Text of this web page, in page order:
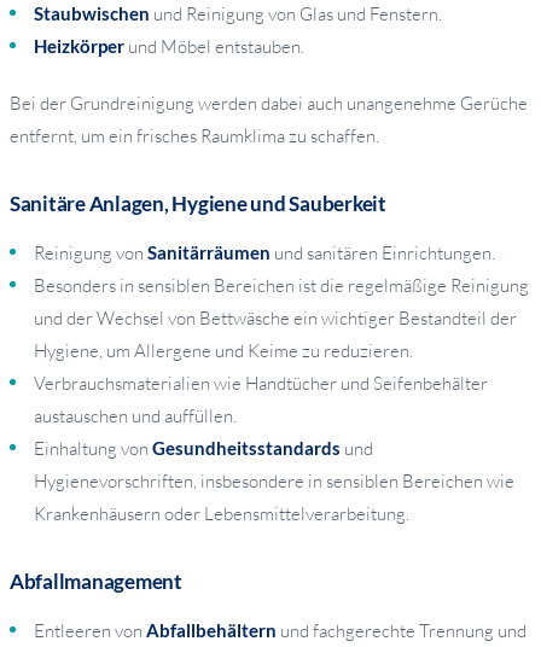
Staubwischen und Reinigung von Glas und Fenstern.
Heizkörper und Möbel entstauben.
Bei der Grundreinigung werden dabei auch unangenehme Gerüche
entfernt, um ein frisches Raumklima zu schaffen.
Sanitäre Anlagen, Hygiene und Sauberkeit
Reinigung von Sanitärräumen und sanitären Einrichtungen.
Besonders in sensiblen Bereichen ist die regelmäßige Reinigung
und der Wechsel von Bettwäsche ein wichtiger Bestandteil der
Hygiene, um Allergene und Keime zu reduzieren.
Verbrauchsmaterialien wie Handtücher und Seifenbehälter
austauschen und auffüllen.
Einhaltung von Gesundheitsstandards und
Hygienevorschriften, insbesondere in sensiblen Bereichen wie
Krankenhäusern oder Lebensmittelverarbeitung.
Abfallmanagement
Entleeren von Abfallbehältern und fachgerechte Trennung und